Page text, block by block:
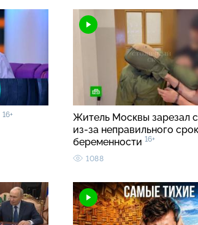
16+
Житель Москвы зарезал
из-за неправильного
беременности 16+
1088